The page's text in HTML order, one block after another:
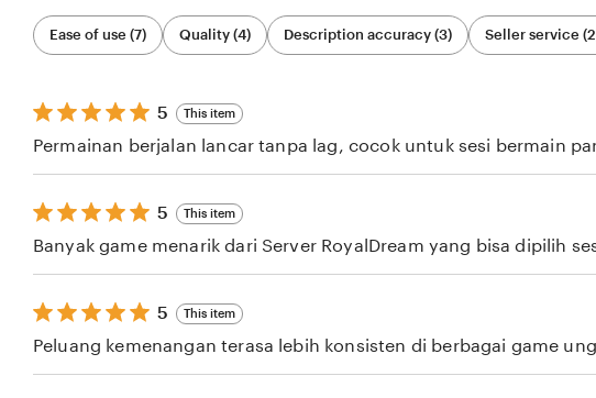
Filter
by
category
Ease of use (7) Quality (4) Description accuracy (3) Seller service
5
out
of
5 This item
Permainan berjalan lancar tanpa lag, cocok untuk sesi bermain
5
out
of
5 This item
Banyak game menarik dari Server RoyalDream yang bisa dipilih
5
out
of
5 This item
Peluang kemenangan terasa lebih konsisten di berbagai game